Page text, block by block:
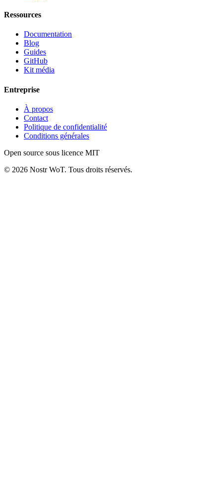
Ressources
Documentation
Blog
Guides
GitHub
Kit média
Entreprise
À propos
Contact
Politique de confidentialité
Conditions générales
Open source sous licence MIT
© 2026 Nostr WoT. Tous droits réservés.